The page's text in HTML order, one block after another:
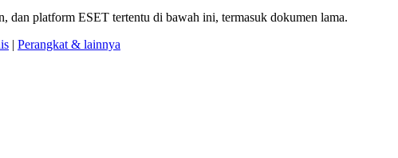
dan platform ESET tertentu di bawah ini, termasuk dokumen lama.
| Perangkat & lainnya